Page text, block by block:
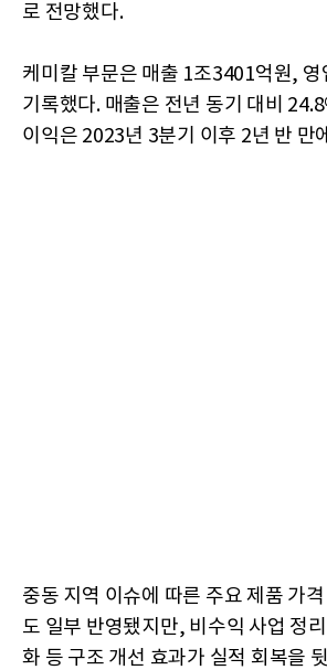
로 전망했다.
케미칼 부문은 매출 1조3401억원,
기록했다. 매출은 전년 동기 대비
이익은 2023년 3분기 이후 2년 반 만
중동 지역 이슈에 따른 주요 제품 가
도 일부 반영됐지만, 비수익 사업 정
화 등 구조 개선 효과가 실적 회복을